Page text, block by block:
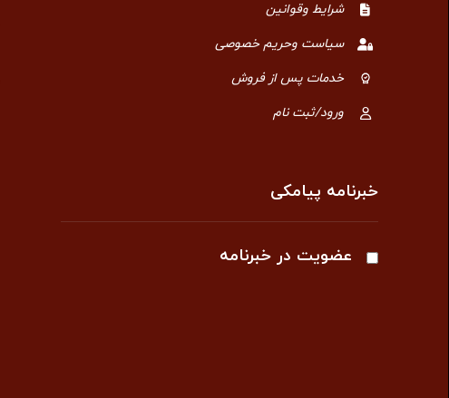
شرایط وقوانین
سیاست وحریم خصوصی
خدمات پس از فروش
ورود/ثبت نام
خبرنامه پیامکی
عضویت در خبرنامه